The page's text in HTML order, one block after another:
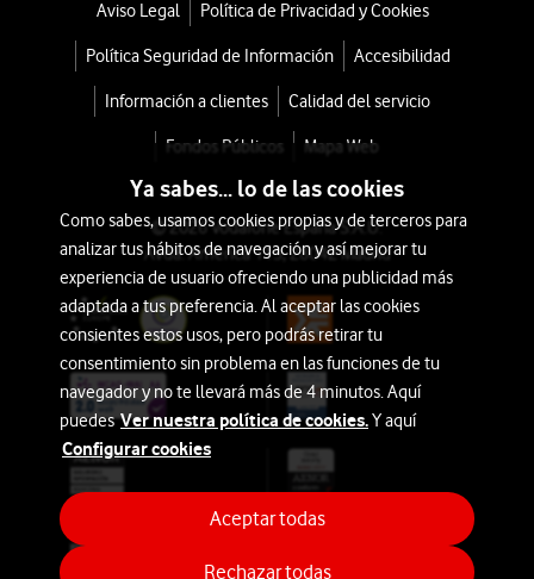
100€
Aviso Legal Política de Privacidad y Cookies
Política Seguridad de Información Accesibilidad
Información a clientes Calidad del servicio
Fondos Públicos Mapa Web
© 2026 Vodafone España S.A.U.
Avda. América 115, 28042 Madrid
Ya sabes... lo de las cookies
Como sabes, usamos cookies propias y de terceros para
analizar tus hábitos de navegación y así mejorar tu
experiencia de usuario ofreciendo una publicidad más
adaptada a tus preferencia. Al aceptar las cookies
consientes estos usos, pero podrás retirar tu
consentimiento sin problema en las funciones de tu
navegador y no te llevará más de 4 minutos. Aquí
puedesVer nuestra política de cookies.Y aquí
Configurar cookies
Rechazar todas
Aceptar todas